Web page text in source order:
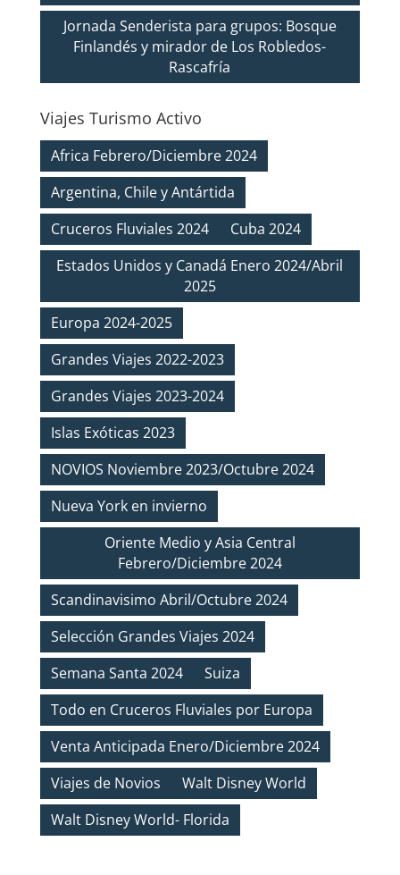
Jornada Senderista para grupos: Bosque
Finlandés y mirador de Los Robledos-
Rascafría
Viajes Turismo Activo
Africa Febrero/Diciembre 2024
Argentina, Chile y Antártida
Cruceros Fluviales 2024
Cuba 2024
Estados Unidos y Canadá Enero 2024/Abril
2025
Europa 2024-2025
Grandes Viajes 2022-2023
Grandes Viajes 2023-2024
Islas Exóticas 2023
NOVIOS Noviembre 2023/Octubre 2024
Nueva York en invierno
Oriente Medio y Asia Central
Febrero/Diciembre 2024
Scandinavisimo Abril/Octubre 2024
Selección Grandes Viajes 2024
Semana Santa 2024
Suiza
Todo en Cruceros Fluviales por Europa
Venta Anticipada Enero/Diciembre 2024
Viajes de Novios
Walt Disney World
Walt Disney World- Florida